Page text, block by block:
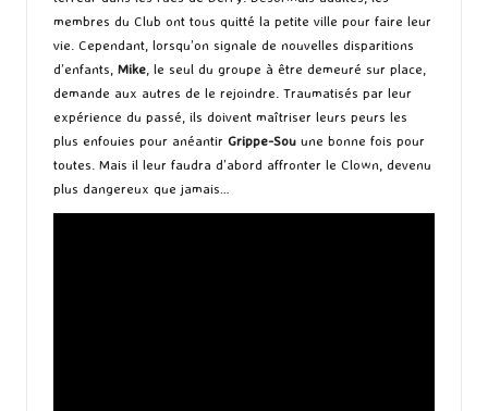
membres du Club ont tous quitté la petite ville pour faire leur
vie. Cependant, lorsqu’on signale de nouvelles disparitions
d’enfants, Mike , le seul du groupe à être demeuré sur place,
demande aux autres de le rejoindre. Traumatisés par leur
expérience du passé, ils doivent maîtriser leurs peurs les
plus enfouies pour anéantir Grippe-Sou une bonne fois pour
toutes. Mais il leur faudra d’abord affronter le Clown, devenu
plus dangereux que jamais…